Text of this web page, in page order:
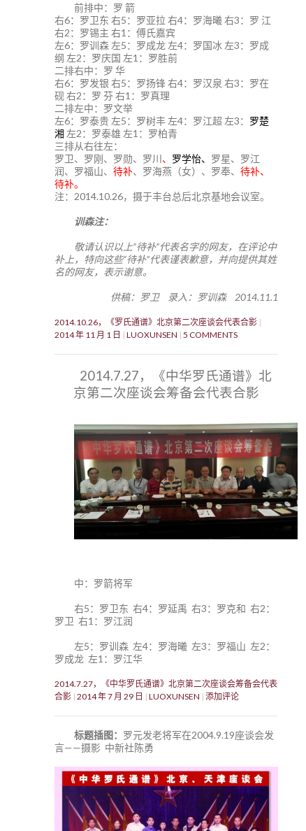
前排中：罗 箭
右6：罗卫东 右5：罗亚拉 右4：罗海曦 右3：罗 江
右2：罗锡主 右1：傅氏嘉宾
左6：罗训森 左5：罗成龙 左4：罗国冰 左3：罗成
纲 左2：罗庆国 左1：罗胜前
二排右中：罗 华
右6：罗发银 右5：罗扬锋 右4：罗汉泉 右3：罗在
砚 右2：罗 芬 右1：罗真理
二排左中：罗文举
左6：罗泰贵 左5：罗树丰 左4：罗江超 左3： 罗楚
湘 左2：罗泰雄 左1：罗柏青
三排从右往左：
罗卫、罗刚、罗勋、罗川、 罗学怡、 罗星、罗江
润、罗福山、 待补、罗海燕（女）、罗奉、 待补、
待补。
注：2014.10.26，摄于丰台总后北京基地会议室。
训森注：
敬请认识以上“待补”代表名字的网友，在评论中
补上，特向这些“待补”代表谨表歉意，并向提供其姓
名的网友，表示谢意。
供稿：罗卫 录入：罗训森 2014.11.1
2014.10.26，《罗氏通谱》北京第二次座谈会代表合影
2014 年 11 月 1 日
LUOXUNSEN 5 COMMENTS
2014.7.27，《中华罗氏通谱》北
京第二次座谈会筹备会代表合影
中：罗箭将军
右5：罗卫东 右4：罗延禹 右3：罗克和 右2：
罗卫 右1：罗江润
左5：罗训森 左4：罗海曦 左3：罗福山 左2：
罗成龙 左1：罗江华
2014.7.27，《中华罗氏通谱》北京第二次座谈会筹备会代表
合影 2014 年 7 月 29 日 LUOXUNSEN 添加评论
标题插图： 罗元发老将军在2004.9.19座谈会发
言——摄影 中新社陈勇